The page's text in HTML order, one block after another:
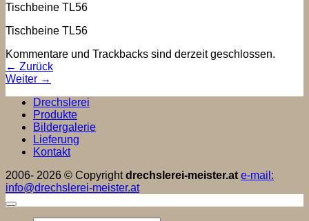
Tischbeine TL56
Tischbeine TL56
Kommentare und Trackbacks sind derzeit geschlossen.
← Zurück
Weiter →
Drechslerei
Produkte
Bildergalerie
Lieferung
Kontakt
2006- 2026 © Copyrightdrechslerei-meister.at e-mail:
info@drechslerei-meister.at